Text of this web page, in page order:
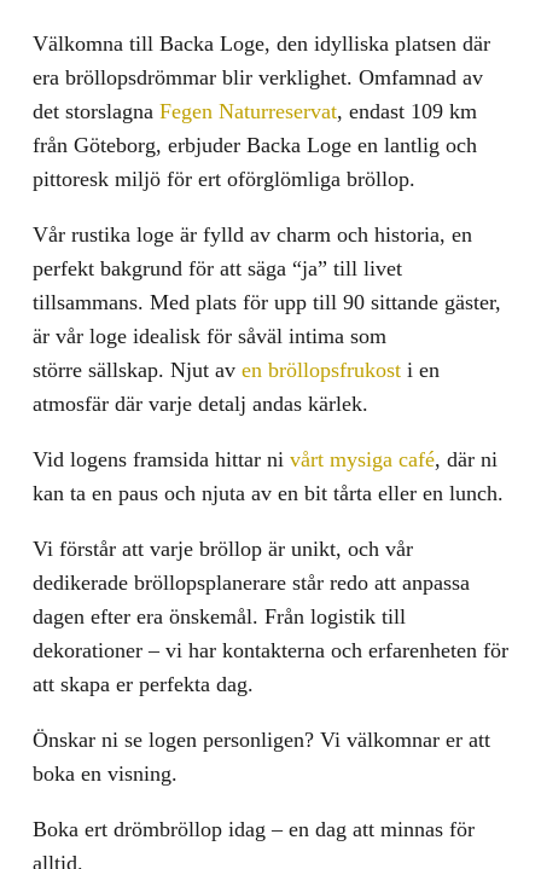
Välkomna till Backa Loge, den idylliska platsen där
era bröllopsdrömmar blir verklighet. Omfamnad av
det storslagna Fegen Naturreservat, endast 109 km
från Göteborg, erbjuder Backa Loge en lantlig och
pittoresk miljö för ert oförglömliga bröllop.
Vår rustika loge är fylld av charm och historia, en
perfekt bakgrund för att säga “ja” till livet
tillsammans. Med plats för upp till 90 sittande gäster,
är vår loge idealisk för såväl intima som
större sällskap. Njut av en bröllopsfrukost i en
atmosfär där varje detalj andas kärlek.
Vid logens framsida hittar ni vårt mysiga café, där ni
kan ta en paus och njuta av en bit tårta eller en lunch.
Vi förstår att varje bröllop är unikt, och vår
dedikerade bröllopsplanerare står redo att anpassa
dagen efter era önskemål. Från logistik till
dekorationer – vi har kontakterna och erfarenheten för
att skapa er perfekta dag.
Önskar ni se logen personligen? Vi välkomnar er att
boka en visning.
Boka ert drömbröllop idag – en dag att minnas för
alltid.